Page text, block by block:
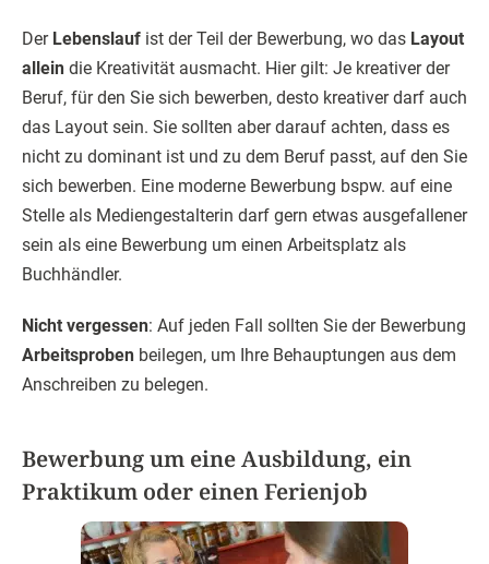
Der Lebenslauf ist der Teil der Bewerbung, wo das Layout
allein die Kreativität ausmacht. Hier gilt: Je kreativer der
Beruf, für den Sie sich bewerben, desto kreativer darf auch
das Layout sein. Sie sollten aber darauf achten, dass es
nicht zu dominant ist und zu dem Beruf passt, auf den Sie
sich bewerben. Eine moderne Bewerbung bspw. auf eine
Stelle als Mediengestalterin darf gern etwas ausgefallener
sein als eine Bewerbung um einen Arbeitsplatz als
Buchhändler.
Nicht vergessen: Auf jeden Fall sollten Sie der Bewerbung
Arbeitsproben beilegen, um Ihre Behauptungen aus dem
Anschreiben zu belegen.
Bewerbung um eine Ausbildung, ein
Praktikum oder einen Ferienjob